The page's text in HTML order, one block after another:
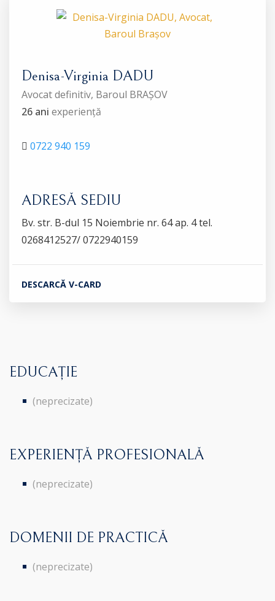
Denisa-Virginia DADU
Avocat definitiv, Baroul BRAȘOV
26 ani experiență
0722 940 159
ADRESĂ SEDIU
Bv. str. B-dul 15 Noiembrie nr. 64 ap. 4 tel.
0268412527/ 0722940159
DESCARCĂ V-CARD
EDUCAȚIE
(neprecizate)
EXPERIENȚĂ PROFESIONALĂ
(neprecizate)
DOMENII DE PRACTICĂ
(neprecizate)